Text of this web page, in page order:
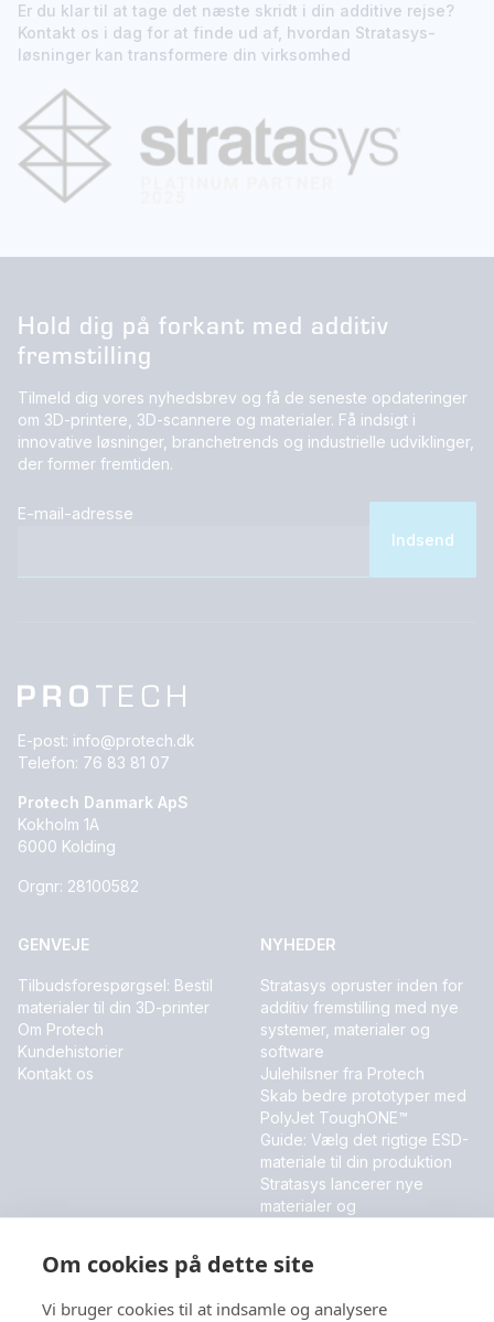
Om cookies på dette site
Vi bruger cookies til at indsamle og analysere
Er du klar til at tage det næste skridt i din additive rejse?
Kontakt os i dag for at finde ud af, hvordan Stratasys-
løsninger kan transformere din virksomhed
Hold dig på forkant med additiv
fremstilling
Tilmeld dig vores nyhedsbrev og få de seneste opdateringer
om 3D-printere, 3D-scannere og materialer. Få indsigt i
innovative løsninger, branchetrends og industrielle udviklinger,
der former fremtiden.
E-mail-adresse
E-post: info@protech.dk
Telefon: 76 83 81 07
Protech Danmark ApS
Kokholm 1A
6000 Kolding
Orgnr: 28100582
GENVEJE
Tilbudsforespørgsel: Bestil
materialer til din 3D-printer
Om Protech
Kundehistorier
Kontakt os
NYHEDER
Stratasys opruster inden for
additiv fremstilling med nye
systemer, materialer og
software
Julehilsner fra Protech
Skab bedre prototyper med
PolyJet ToughONE™
Guide: Vælg det rigtige ESD-
materiale til din produktion
Stratasys lancerer nye
materialer og
MESSER OG EVENT